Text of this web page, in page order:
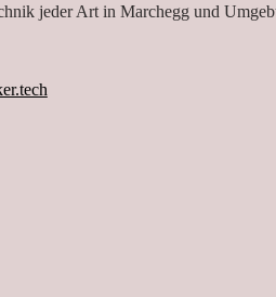
jeder Art in Marchegg und